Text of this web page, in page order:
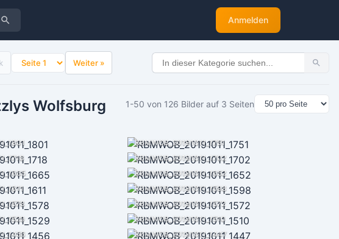
Anmelden
Weiter »
Wolfsburg 1-50 von 126 Bilder auf 3 Seiten
RBMWOB_20191011_1751
RBMWOB_20191011_1702
RBMWOB_20191011_1652
RBMWOB_20191011_1598
RBMWOB_20191011_1572
RBMWOB_20191011_1510
RBMWOB_20191011_1447